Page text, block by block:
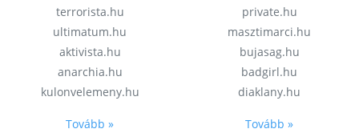
terrorista.hu
ultimatum.hu
aktivista.hu
anarchia.hu
kulonvelemeny.hu
Tovább »
private.hu
masztimarci.hu
bujasag.hu
badgirl.hu
diaklany.hu
Tovább »